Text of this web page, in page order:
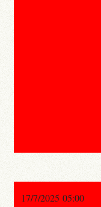
17/7/2025 05:00